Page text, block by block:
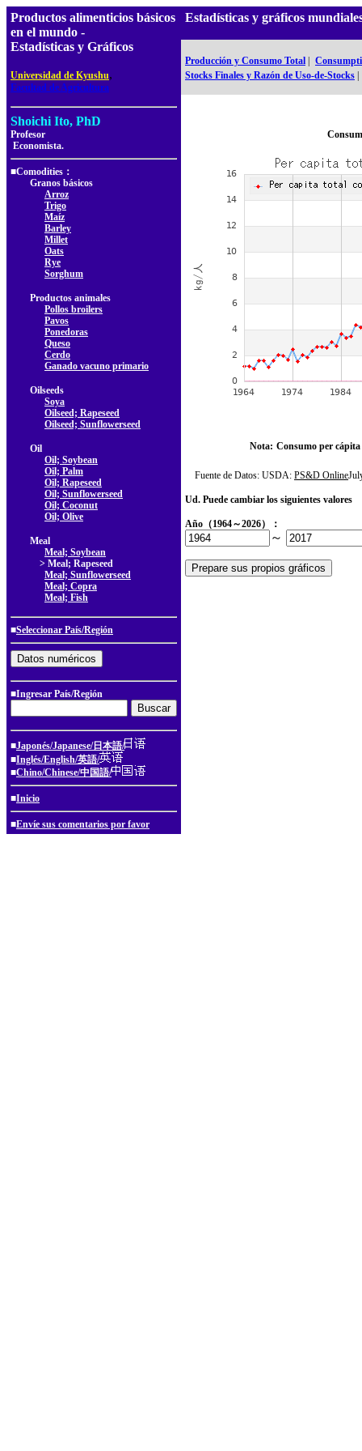
Productos alimenticios básicos
en el mundo -
Estadísticas y Gráficos
Universidad de Kyushu,
Facultad de Agricultura
Shoichi Ito, PhD
Profesor
Economista.
■Comodities：
Granos básicos
Arroz
Trigo
Maíz
Barley
Millet
Oats
Rye
Sorghum
Productos animales
Pollos broilers
Pavos
Ponedoras
Queso
Cerdo
Ganado vacuno primario
Oilseeds
Soya
Oilseed; Rapeseed
Oilseed; Sunflowerseed
Oil
Oil; Soybean
Oil; Palm
Oil; Rapeseed
Oil; Sunflowerseed
Oil; Coconut
Oil; Olive
Meal
Meal; Soybean
> Meal; Rapeseed
Meal; Sunflowerseed
Meal; Copra
Meal; Fish
■Seleccionar País/Región
■Ingresar País/Región
■Japonés/Japanese/日本語/
■Inglés/English/英語/
■Chino/Chinese/中国語/
■Inicio
■Envíe sus comentarios por favor
Estadísticas y gráficos
Producción y Consumo Total
Stocks Finales y Razón de Uso-de-Stocks
Nota: Consumo per cápita
Fuente de Datos: USDA: PS&D Online
Ud. Puede cambiar los siguientes valores
Año（1964～2026）：
～